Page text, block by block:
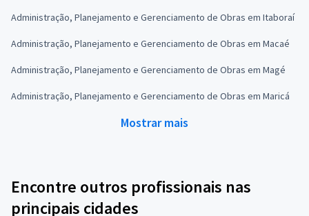
Administração, Planejamento e Gerenciamento de Obras em Itaboraí
Administração, Planejamento e Gerenciamento de Obras em Macaé
Administração, Planejamento e Gerenciamento de Obras em Magé
Administração, Planejamento e Gerenciamento de Obras em Maricá
Mostrar mais
Encontre outros profissionais nas
principais cidades